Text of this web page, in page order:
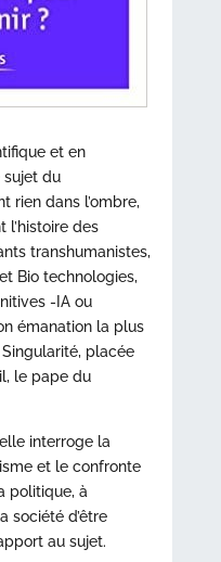
et en
sujet du
rien dans l’ombre,
l’histoire des
transhumanistes,
Bio technologies,
-IA ou
émanation la plus
placée
le pape du
interroge la
et le confronte
politique, à
société d’être
au sujet.